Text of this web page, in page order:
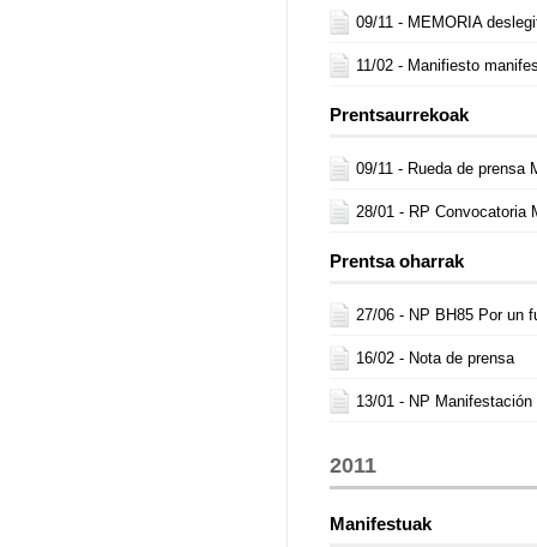
09/11 - MEMORIA
11/02 - Manifiesto
Prentsaurrekoak
09/11 - Rueda de prensa
28/01 - RP Convocatoria
Prentsa oharrak
27/06 - NP BH85 Por un
16/02 - Nota de prensa
13/01 - NP Manifestación
2011
Manifestuak